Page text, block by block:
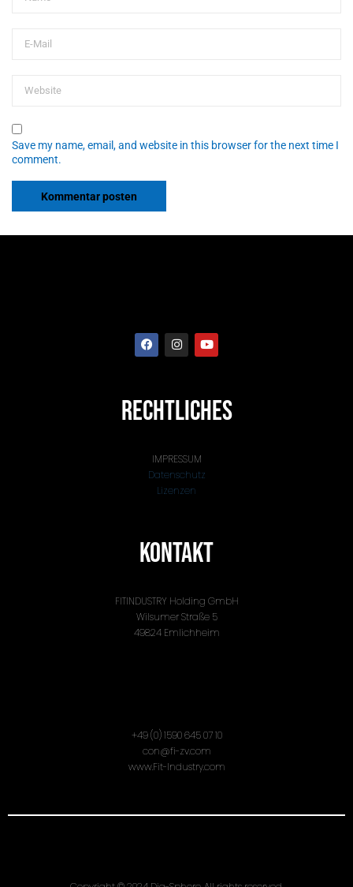
Save my name, email, and website in this browser for the next time I
comment.
RECHTLICHES
IMPRESSUM
Datenschutz
Lizenzen
Kontakt
FITINDUSTRY Holding GmbH
Wilsumer Straße 5
49824 Emlichheim
+49 (0) 1590 645 07 10
con@fi-zv.com
www.Fit-Industry.com